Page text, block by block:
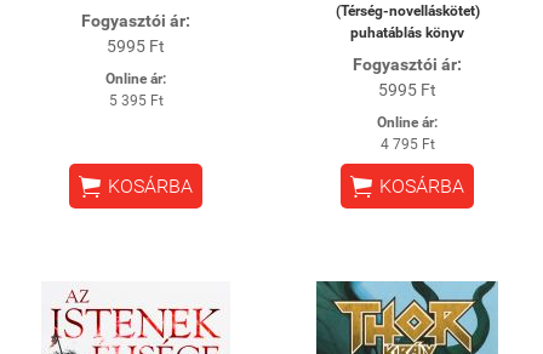
Fogyasztói ár:
5995 Ft
Online ár:
5 395 Ft
 KOSÁRBA
(Térség-novelláskötet)
puhatáblás könyv
Fogyasztói ár:
5995 Ft
Online ár:
4 795 Ft
 KOSÁRBA